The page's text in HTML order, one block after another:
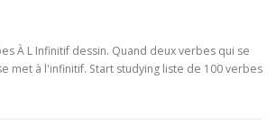
À L Infinitif dessin. Quand deux verbes qui se
met à l'infinitif. Start studying liste de 100 verbes